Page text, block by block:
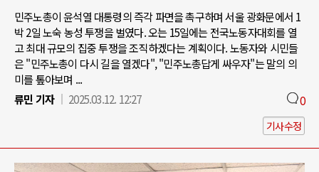
민주노총이 윤석열 대통령의 즉각 파면을 촉구하며 서울 광화문에서 1
박 2일 노숙 농성 투쟁을 벌였다. 오는 15일에는 전국노동자대회를 열
고 최대 규모의 집중 투쟁을 조직하겠다는 계획이다. 노동자와 시민들
은 "민주노총이 다시 길을 열겠다", "민주노총답게 싸우자"는 말의 의
미를 톺아보며 ...
류민 기자
2025.03.12. 12:27 0
기사수정